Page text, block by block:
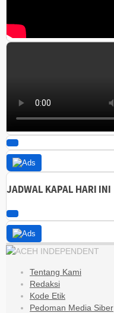
JADWAL KAPAL HARI INI
Tentang Kami
Redaksi
Kode Etik
Pedoman Media Siber